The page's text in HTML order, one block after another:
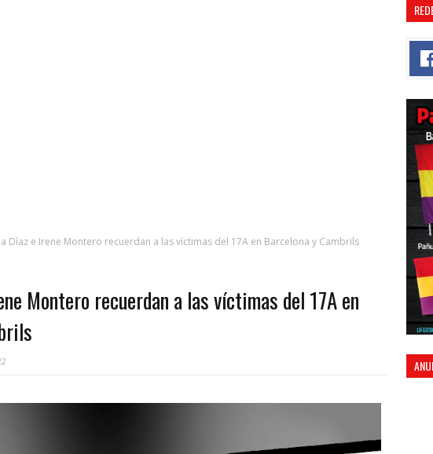
Díaz e Irene Montero recuerdan a las víctimas del 17A en Barcelona y Cambrils
Montero recuerdan a las víctimas del 17A en